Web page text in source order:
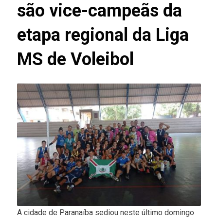
são vice-campeãs da
etapa regional da Liga
MS de Voleibol
A cidade de Paranaíba sediou neste último domingo